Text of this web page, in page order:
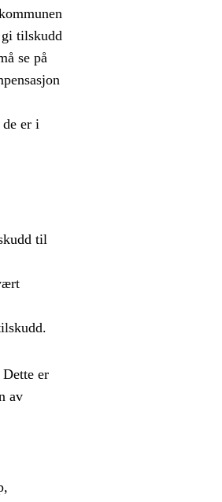
tilskudd
se på
er i
til
er
av